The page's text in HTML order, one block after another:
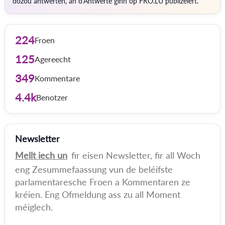
224Froen
125Agereecht
349Kommentare
4.4kBenotzer
Newsletter
Mellt iech un fir eisen Newsletter, fir all Woch
eng Zesummefaassung vun de beléifste
parlamentaresche Froen a Kommentaren ze
kréien. Eng Ofmeldung ass zu all Moment
méiglech.